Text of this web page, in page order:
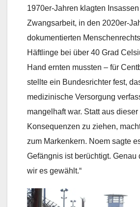
1970er-Jahren klagten
Zwangsarbeit, in den 2020er-
dokumentierten
Häftlinge bei über 40 Grad
Hand ernten mussten – für
stellte ein Bundesrichter fest,
medizinische Versorgung
mangelhaft war. Statt aus
Konsequenzen zu ziehen,
zum Markenkern. Noem sagte
Gefängnis ist berüchtigt. Genau
wir es gewählt.“